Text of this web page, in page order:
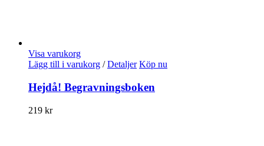
Visa varukorg
Lägg till i varukorg / Detaljer Köp nu
Hejdå! Begravningsboken
219 kr